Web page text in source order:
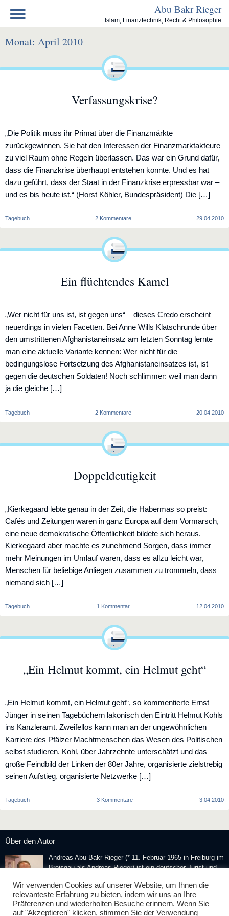
content
Abu Bakr Rieger
Islam, Finanztechnik, Recht & Philosophie
Monat: April 2010
Verfassungskrise?
„Die Politik muss ihr Primat über die Finanzmärkte
zurückgewinnen. Sie hat den Interessen der Finanzmarktakteure
zu viel Raum ohne Regeln überlassen. Das war ein Grund dafür,
dass die Finanzkrise überhaupt entstehen konnte. Und es hat
dazu geführt, dass der Staat in der Finanzkrise erpressbar war –
und es bis heute ist.“ (Horst Köhler, Bundespräsident) Die […]
Tagebuch 2 Kommentarezu
Verfassungskrise?
29.04.2010
Ein flüchtendes Kamel
„Wer nicht für uns ist, ist gegen uns“ – dieses Credo erscheint
neuerdings in vielen Facetten. Bei Anne Wills Klatschrunde über
den umstrittenen Afghanistaneinsatz am letzten Sonntag lernte
man eine aktuelle Variante kennen: Wer nicht für die
bedingungslose Fortsetzung des Afghanistaneinsatzes ist, ist
gegen die deutschen Soldaten! Noch schlimmer: weil man dann
ja die gleiche […]
Tagebuch 2 Kommentarezu
Ein
20.04.2010
Doppeldeutigkeit
„Kierkegaard lebte genau in der Zeit, die Habermas so preist:
Cafés und Zeitungen waren in ganz Europa auf dem Vormarsch,
eine neue demokratische Öffentlichkeit bildete sich heraus.
Kierkegaard aber machte es zunehmend Sorgen, dass immer
mehr Meinungen im Umlauf waren, dass es allzu leicht war,
Menschen für beliebige Anliegen zusammen zu trommeln, dass
niemand sich […]
Tagebuch 1 Kommentarzu
Doppeldeutigkeit
12.04.2010
„Ein Helmut kommt, ein Helmut geht“
„Ein Helmut kommt, ein Helmut geht“, so kommentierte Ernst
Jünger in seinen Tagebüchern lakonisch den Eintritt Helmut Kohls
ins Kanzleramt. Zweifellos kann man an der ungewöhnlichen
Karriere des Pfälzer Machtmenschen das Wesen des Politischen
selbst studieren. Kohl, über Jahrzehnte unterschätzt und das
große Feindbild der Linken der 80er Jahre, organisierte zielstrebig
seinen Aufstieg, organisierte Netzwerke […]
Tagebuch 3 Kommentarezu
„Ein
geht“
3.04.2010
Über den Autor
Andreas Abu Bakr Rieger (* 11. Februar 1965 in Freiburg im
Breisgau als Andreas Rieger) ist ein deutscher Jurist und
Mitbegründer derEuropean Muslim Union.
Weitere Seiten
Wir verwenden Cookies auf unserer Website, um Ihnen die
relevanteste Erfahrung zu bieten, indem wir uns an Ihre
Präferenzen und wiederholten Besuche erinnern. Wenn Sie
auf "Akzeptieren" klicken, stimmen Sie der Verwendung